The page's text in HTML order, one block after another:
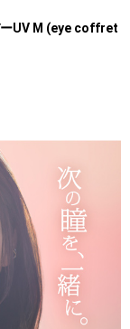
UV M (eye coffret